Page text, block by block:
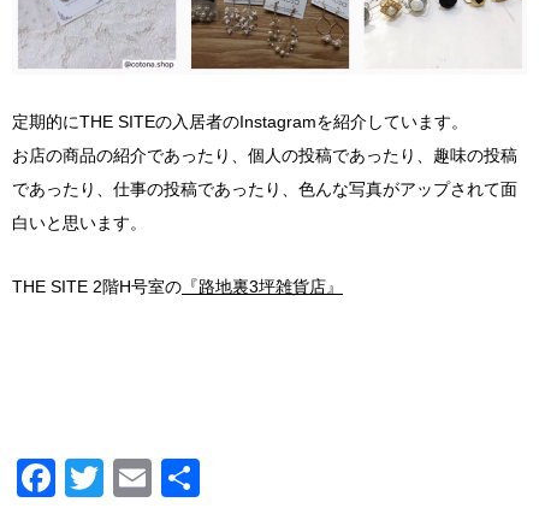
定期的にTHE SITEの入居者のInstagramを紹介しています。
お店の商品の紹介であったり、個人の投稿であったり、趣味の投稿
であったり、仕事の投稿であったり、色んな写真がアップされて面
白いと思います。
THE SITE 2階H号室の 『路地裏3坪雑貨店』
Facebook
TwitterEmail